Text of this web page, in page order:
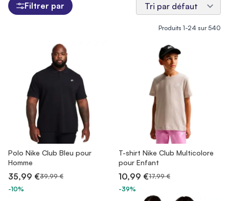
Produits 1-24 sur 540
Polo Nike Club Bleu pour
Homme
35,99 €39,99 €
-10%
T-shirt Nike Club Multicolore
pour Enfant
10,99 €17,99 €
-39%
Filtrer par